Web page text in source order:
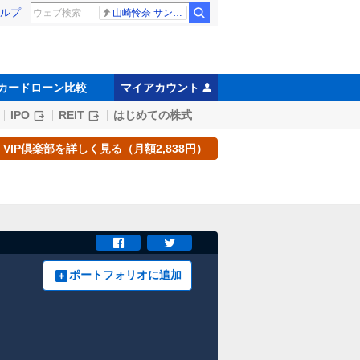
プ 山崎怜奈 サンジャポ
ードローン比較 マイアカウント
IPO REIT はじめての株式
VIP倶楽部を詳しく見る（月額2,838円）
ポートフォリオに追加